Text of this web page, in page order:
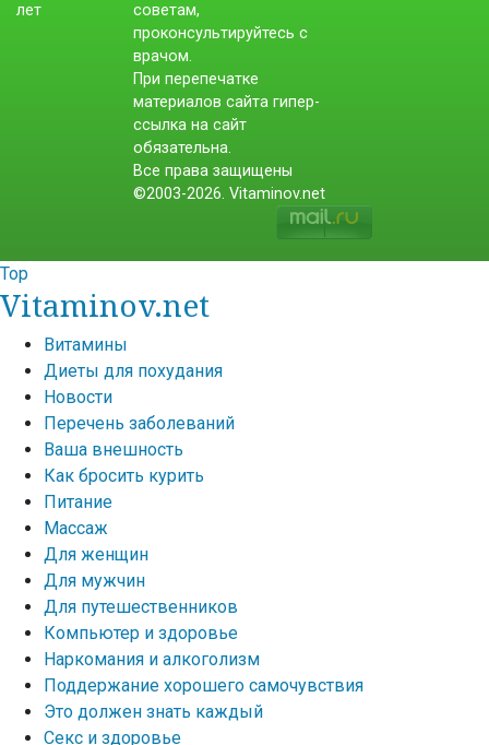
советам,
проконсультируйтесь с
врачом.
При перепечатке
материалов сайта гипер-
ссылка на сайт
обязательна.
Все права защищены
©2003-2026. Vitaminov.net
Top
Vitaminov.net
Витамины
Диеты для похудания
Новости
Перечень заболеваний
Ваша внешность
Как бросить курить
Питание
Массаж
Для женщин
Для мужчин
Для путешественников
Компьютер и здоровье
Наркомания и алкоголизм
Поддержание хорошего самочувствия
Это должен знать каждый
Секс и здоровье